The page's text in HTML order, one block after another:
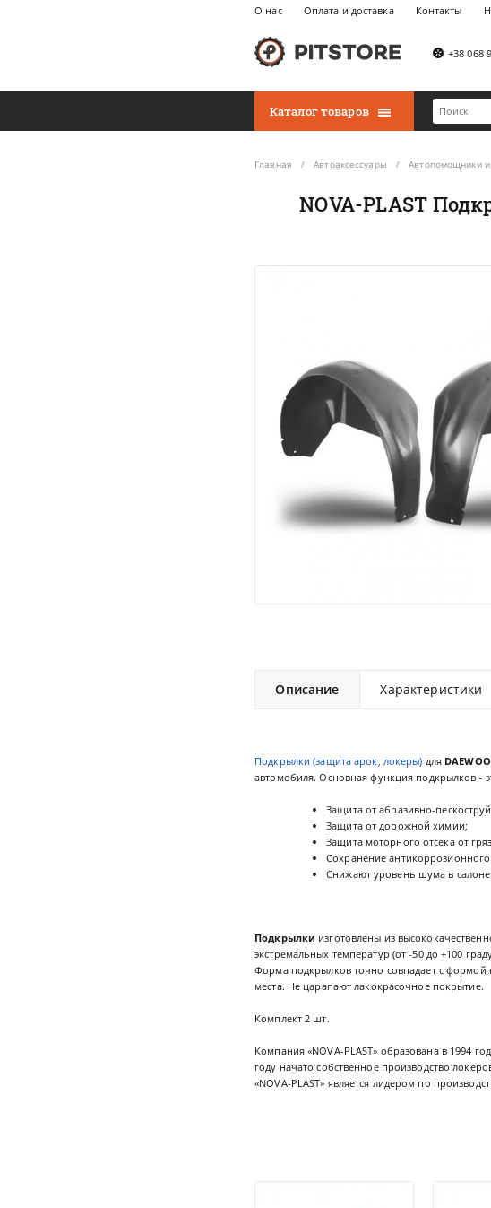
О нас Оплата и доставка Контакты
+38 068
Каталог товаров
Главная Автоаксессуары Автопомощники и
NOVA-PLAST
Описание Характеристики
Подкрылки (защита арок, локеры) для
автомобиля. Основная функция подкрылков -
Защита от абразивно-
Защита от дорожной химии;
Защита моторного отсека от
Сохранение
Снижают уровень шума в
Подкрылки изготовлены из
экстремальных температур (от -50 до +100
Форма подкрылков точно совпадает с формой
места. Не царапают лакокрасочное покрытие.
Комплект 2 шт.
Компания «NOVA-PLAST» образована в 1994
году начато собственное производство
«NOVA-PLAST» является лидером по